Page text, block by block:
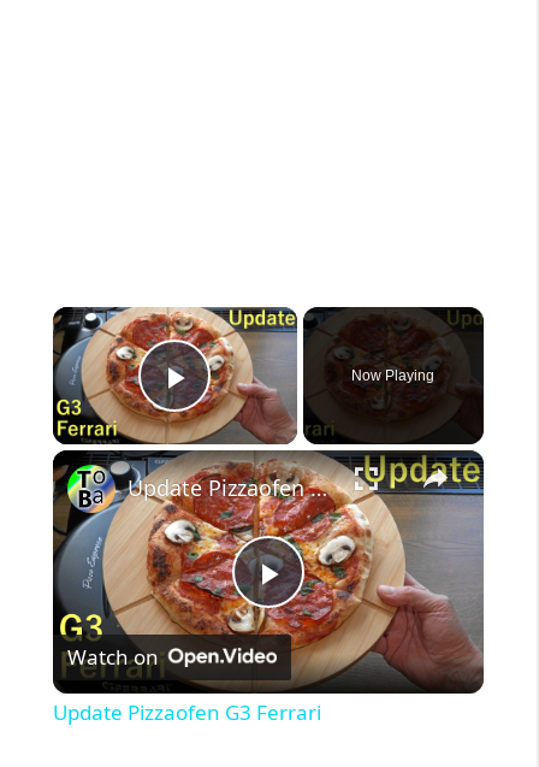
×
Play Video
Now Playing
×
P
l
Update Pizzaofen G3 Ferrari
Watch on
Update Pizzaofen G3 Ferrari